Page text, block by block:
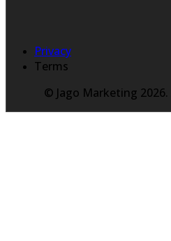
Privacy
Terms
© Jago Marketing